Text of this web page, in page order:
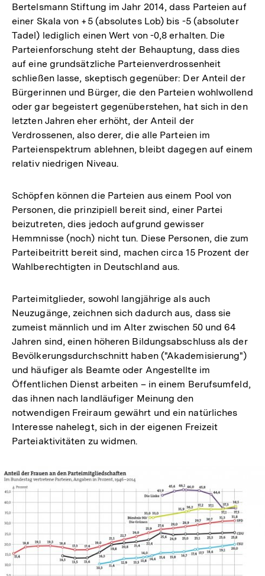
Bertelsmann Stiftung im Jahr 2014, dass Parteien auf
einer Skala von +5 (absolutes Lob) bis -5 (absoluter
Tadel) lediglich einen Wert von -0,8 erhalten. Die
Parteienforschung steht der Behauptung, dass dies
auf eine grundsätzliche Parteienverdrossenheit
schließen lasse, skeptisch gegenüber: Der Anteil der
Bürgerinnen und Bürger, die den Parteien wohlwollend
oder gar begeistert gegenüberstehen, hat sich in den
letzten Jahren eher erhöht, der Anteil der
Verdrossenen, also derer, die alle Parteien im
Parteienspektrum ablehnen, bleibt dagegen auf einem
relativ niedrigen Niveau.
Schöpfen können die Parteien aus einem Pool von
Personen, die prinzipiell bereit sind, einer Partei
beizutreten, dies jedoch aufgrund gewisser
Hemmnisse (noch) nicht tun. Diese Personen, die zum
Parteibeitritt bereit sind, machen circa 15 Prozent der
Wahlberechtigten in Deutschland aus.
Parteimitglieder, sowohl langjährige als auch
Neuzugänge, zeichnen sich dadurch aus, dass sie
zumeist männlich und im Alter zwischen 50 und 64
Jahren sind, einen höheren Bildungsabschluss als der
Bevölkerungsdurchschnitt haben ("Akademisierung")
und häufiger als Beamte oder Angestellte im
Öffentlichen Dienst arbeiten – in einem Berufsumfeld,
das ihnen nach landläufiger Meinung den
notwendigen Freiraum gewährt und ein natürliches
Interesse nahelegt, sich in der eigenen Freizeit
Parteiaktivitäten zu widmen.
Zum